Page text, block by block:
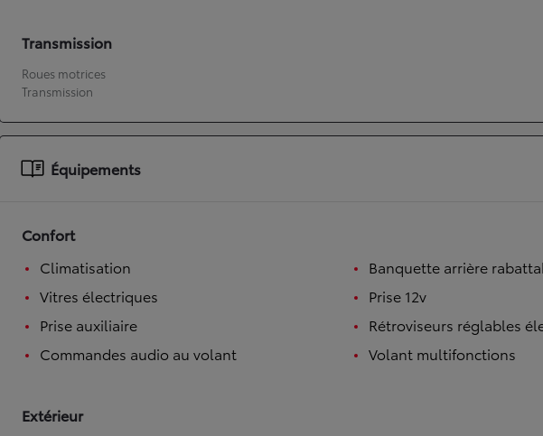
Nouvelle Yaris Cross
Disponible prochainement
Transmission
Roues motrices
Transmission
Équipements
Confort
Climatisation
Vitres électriques
Prise auxiliaire
Commandes audio au volant
Banquette arrière
Prise 12v
Rétroviseurs réglables
Volant multifonctions
Extérieur